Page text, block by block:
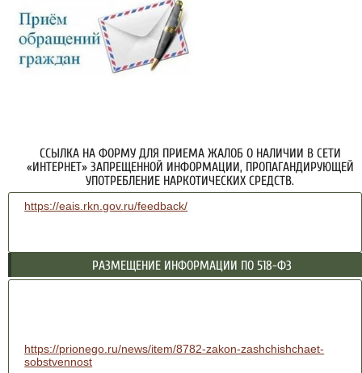
ССЫЛКА НА ФОРМУ ДЛЯ ПРИЕМА ЖАЛОБ О НАЛИЧИИ В СЕТИ
«ИНТЕРНЕТ» ЗАПРЕЩЕННОЙ ИНФОРМАЦИИ, ПРОПАГАНДИРУЮЩЕЙ
УПОТРЕБЛЕНИЕ НАРКОТИЧЕСКИХ СРЕДСТВ.
https://eais.rkn.gov.ru/feedback/
РАЗМЕЩЕНИЕ ИНФОРМАЦИИ ПО 518-ФЗ
https://prionego.ru/news/item/8782-zakon-zashchishchaet-
sobstvennost